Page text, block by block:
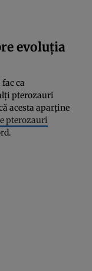
evoluția
ca
pterozauri
acesta aparține
pterozauri